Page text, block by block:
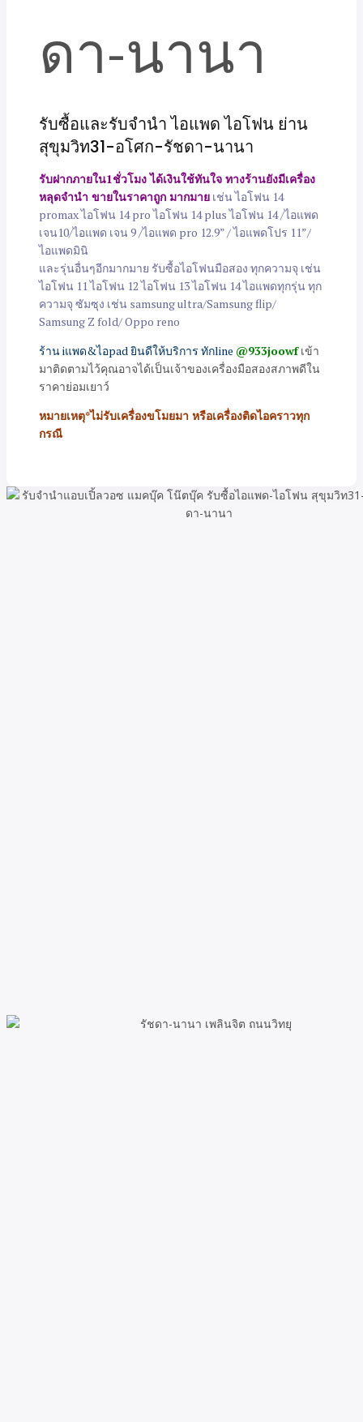
รับซื้อและรับจำนำ ไอแพด ไอโฟน ย่าน
สุขุมวิท31-อโศก-รัชดา-นานา
รับฝากภายใน1ชั่วโมง ได้เงินใช้ทันใจ ทางร้านยังมีเครื่อง
หลุดจำนำ ขายในราคาถูก มากมาย เช่น ไอโฟน 14
promax ไอโฟน 14 pro ไอโฟน 14 plus ไอโฟน 14 /ไอแพด
เจน10/ไอแพด เจน 9 /ไอแพด pro 12.9” / ไอแพดโปร 11”/
ไอแพดมินิ
และรุ่นอื่นๆอีกมากมาย รับซื้อไอโฟนมือสอง ทุกความจุ เช่น
ไอโฟน 11 ไอโฟน 12 ไอโฟน 13 ไอโฟน 14 ไอแพดทุกรุ่น ทุก
ความจุ ซัมซุง เช่น samsung ultra/Samsung flip/
Samsung Z fold/ Oppo reno
ร้าน iแพด&ไอpad ยินดีให้บริการ ทักline @933joowfเข้า
มาติดตามไว้คุณอาจได้เป็นเจ้าของเครื่องมือสองสภาพดีใน
ราคาย่อมเยาว์
หมายเหตุ*ไม่รับเครื่องขโมยมา หรือเครื่องติดไอคราวทุก
กรณี